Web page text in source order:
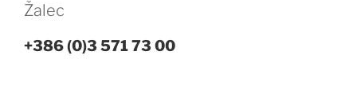
Žalec
+386 (0)3 571 73 00